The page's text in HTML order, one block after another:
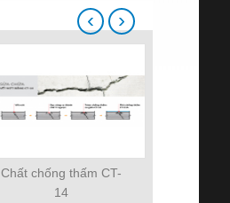
Chất chống thấm CT-
14
‹ ›